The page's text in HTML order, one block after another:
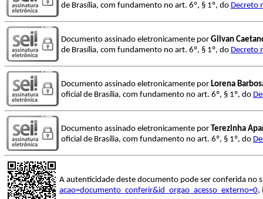
de Brasília, com fundamento no art. 6º, § 1º, do Decreto
Documento assinado eletronicamente por Gilvan
de Brasília, com fundamento no art. 6º, § 1º, do Decreto
Documento assinado eletronicamente por Lorena
oficial de Brasília, com fundamento no art. 6º, § 1º, do
Documento assinado eletronicamente por Terezinha
oficial de Brasília, com fundamento no art. 6º, § 1º, do
A autenticidade deste documento pode ser conferida no
acao=documento_conferir&id_orgao_acesso_externo=0,